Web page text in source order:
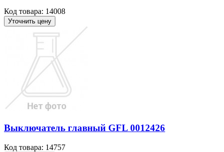
Код товара: 14008
Уточнить цену
Выключатель главный GFL 0012426
Код товара: 14757